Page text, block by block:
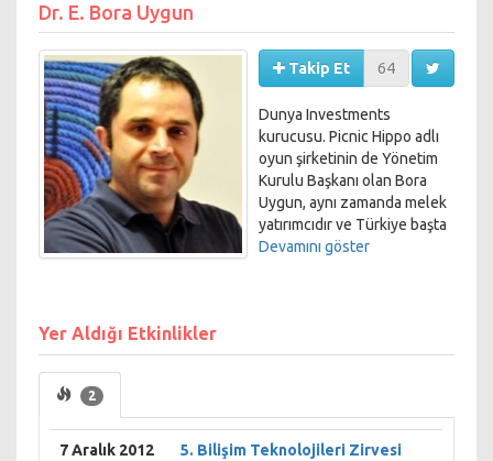
Dr. E. Bora Uygun
Takip Et 64
Dunya Investments
kurucusu. Picnic Hippo adlı
oyun şirketinin de Yönetim
Kurulu Başkanı olan Bora
Uygun, aynı zamanda melek
yatırımcıdır ve Türkiye başta
olmak üzere ABD’de hem
Uluslarası MBA derecesine
Devamını göster
Yer Aldığı Etkinlikler
2
7 Aralık 2012 5. Bilişim Teknolojileri Zirvesi